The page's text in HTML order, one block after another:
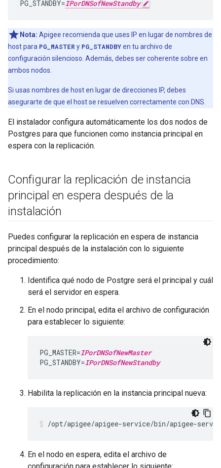
PG_STANDBY=IPorDNSofNewStandby
Nota: Apigee recomienda que uses IP en lugar de nombres de
host para PG_MASTER y PG_STANDBYen tu archivo de
configuración silencioso. Además, debes ser coherente sobre en
ambos nodos.
Si usas nombres de host en lugar de direcciones IP, debes
asegurarte de que el host se resuelven correctamente con DNS.
El instalador configura automáticamente los dos nodos de
Postgres para que funcionen como instancia principal en
espera con la replicación.
Configurar la replicación de instancia
principal en espera después de la
instalación
Puedes configurar la replicación en espera de instancia
principal después de la instalación con lo siguiente
procedimiento:
Identifica qué nodo de Postgre será el principal y cuál
será el servidor en espera.
En el nodo principal, edita el archivo de configuración
para establecer lo siguiente:
PG_MASTER=IPorDNSofNewMaster
PG_STANDBY=IPorDNSofNewStandby
Habilita la replicación en la instancia principal nueva:
/opt/apigee/apigee-service/bin/apigee-
En el nodo en espera, edita el archivo de